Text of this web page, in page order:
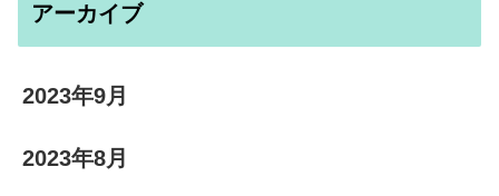
アーカイブ
2023年9月
2023年8月